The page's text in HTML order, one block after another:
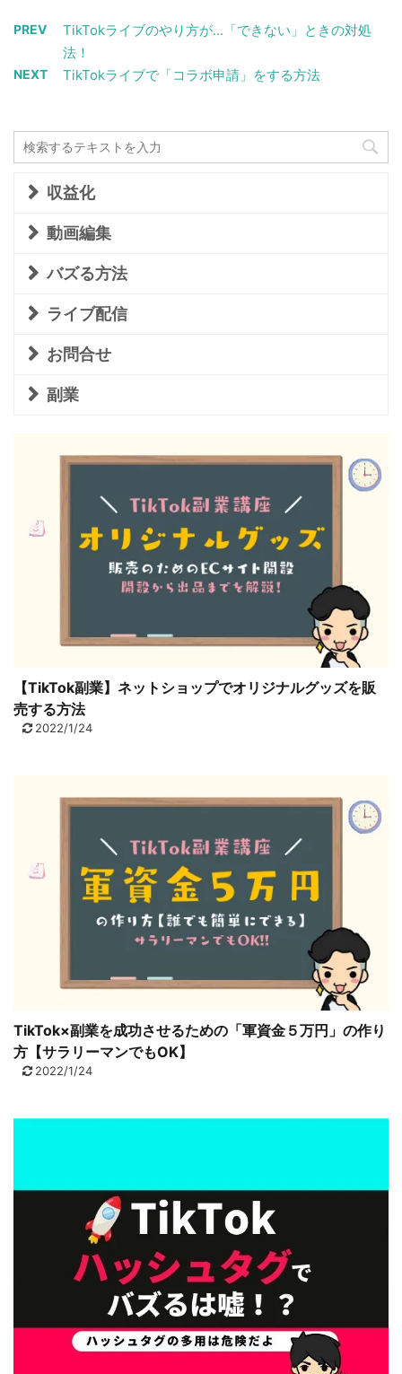
PREV
TikTokライブのやり方が...「できない」ときの対処
法！
NEXT TikTokライブで「コラボ申請」をする方法
収益化
動画編集
バズる方法
ライブ配信
お問合せ
副業
【TikTok副業】ネットショップでオリジナルグッズを販
売する方法
2022/1/24
TikTok×副業を成功させるための「軍資金５万円」の作り
方【サラリーマンでもOK】
2022/1/24